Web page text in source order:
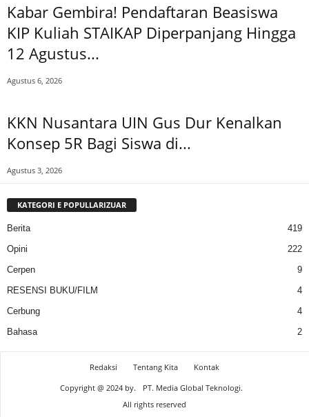
Kabar Gembira! Pendaftaran Beasiswa
KIP Kuliah STAIKAP Diperpanjang Hingga
12 Agustus...
Agustus 6, 2026
KKN Nusantara UIN Gus Dur Kenalkan
Konsep 5R Bagi Siswa di...
Agustus 3, 2026
KATEGORI E POPULLARIZUAR
Berita
419
Opini
222
Cerpen
9
RESENSI BUKU/FILM
4
Cerbung
4
Bahasa
2
Redaksi Tentang Kita
Kontak
Copyright @ 2024 by.
PT. Media Global Teknologi.
All rights reserved